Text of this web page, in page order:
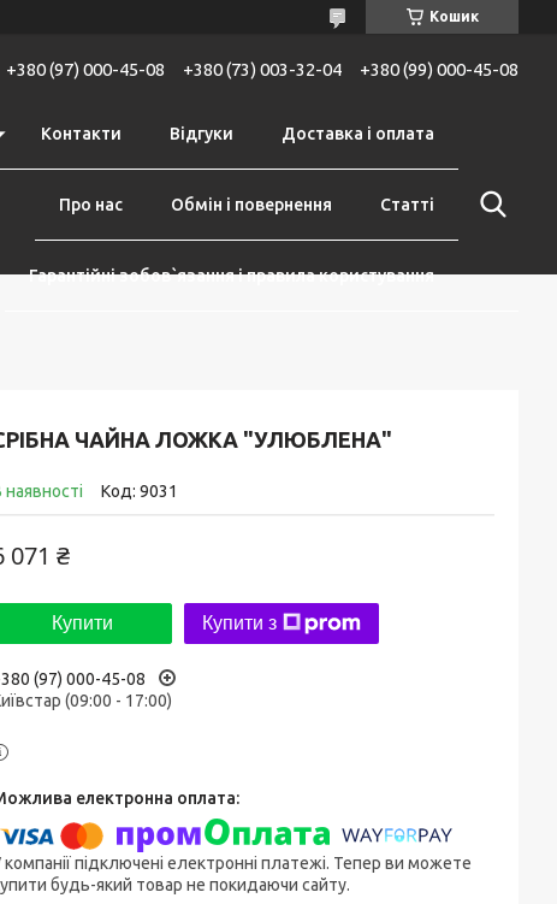
Кошик
+380 (97) 000-45-08 +380 (73) 003-32-04 +380 (99) 000-45-08
Контакти Відгуки Доставка і оплата
Про нас Обмін і повернення Статті
Гарантійні зобов`язання і правила користування
ЧАЙНА ЛОЖКА "УЛЮБЛЕНА"
наявності Код: 9031
071 ₴
Купити Купити з
(97) 000-45-08
(09:00 - 17:00)
компанії підключені електронні платежі. Тепер ви можете
будь-який товар не покидаючи сайту.